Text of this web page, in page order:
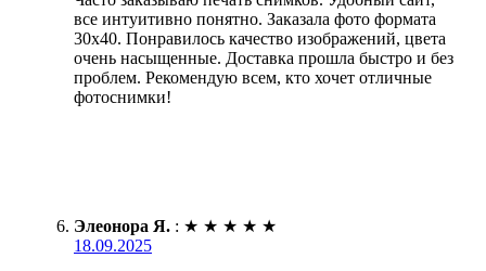
все интуитивно понятно. Заказала фото формата
30х40. Понравилось качество изображений, цвета
очень насыщенные. Доставка прошла быстро и без
проблем. Рекомендую всем, кто хочет отличные
фотоснимки!
Элеонора Я. : ★ ★ ★ ★ ★
18.09.2025